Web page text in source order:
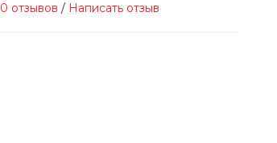
0 отзывов / Написать отзыв